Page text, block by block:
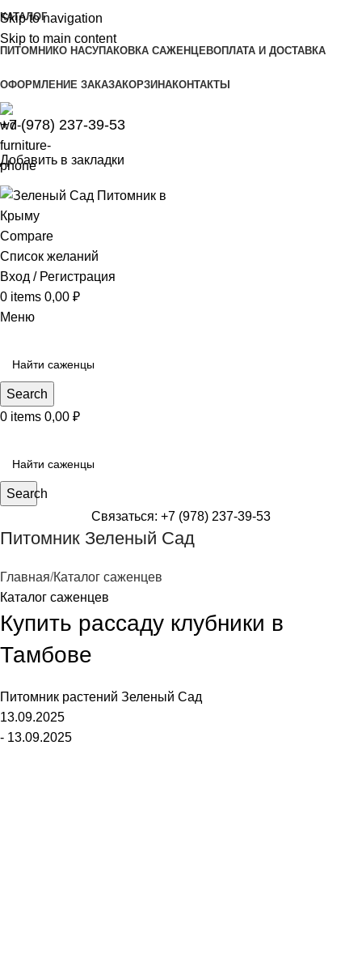
Skip to navigation
Skip to main content
КАТАЛОГ
ПИТОМНИКО НАСУПАКОВКА САЖЕНЦЕВОПЛАТА И ДОСТАВКА
ОФОРМЛЕНИЕ ЗАКАЗАКОРЗИНАКОНТАКТЫ
+7 (978) 237-39-53
Добавить в закладки
Compare
Список желаний
Вход / Регистрация
0 items 0,00 ₽
Меню
Search
0 items 0,00 ₽
Search
Связаться: +7 (978) 237-39-53
Питомник Зеленый Сад
Главная Каталог саженцев
Каталог саженцев
Купить рассаду клубники в
Тамбове
Питомник растений Зеленый Сад
13.09.2025
- 13.09.2025